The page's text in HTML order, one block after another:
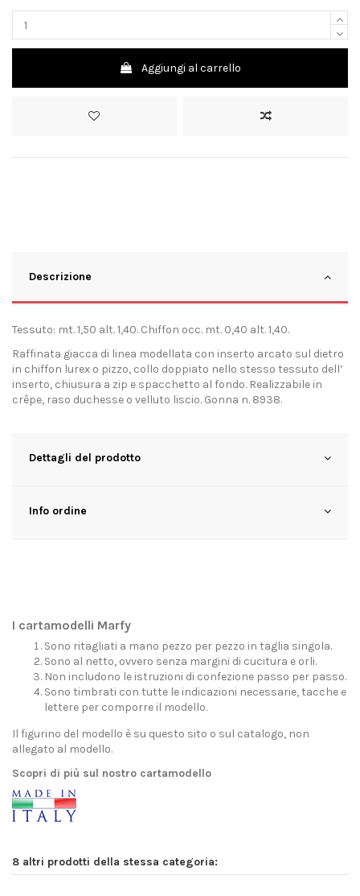
Aggiungi al carrello
Descrizione
Tessuto: mt. 1,50 alt. 1,40. Chiffon occ. mt. 0,40 alt. 1,40.
Raffinata giacca di linea modellata con inserto arcato sul dietro
in chiffon lurex o pizzo, collo doppiato nello stesso tessuto dell’
inserto, chiusura a zip e spacchetto al fondo. Realizzabile in
crêpe, raso duchesse o velluto liscio. Gonna n. 8938.
Dettagli del prodotto
Info ordine
I cartamodelli Marfy
Sono ritagliati a mano pezzo per pezzo in taglia singola.
Sono al netto, ovvero senza margini di cucitura e orli.
Non includono le istruzioni di confezione passo per passo.
Sono timbrati con tutte le indicazioni necessarie, tacche e
lettere per comporre il modello.
Il figurino del modello è su questo sito o sul catalogo, non
allegato al modello.
Scopri di più sul nostro cartamodello
8 altri prodotti della stessa categoria: